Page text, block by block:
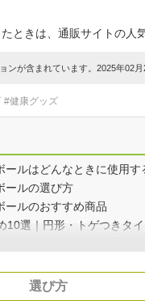
ときは、通販サイトの人
ンが含まれています。2025年02
#健康グッズ
ールはどんなときに使用す
ールの選び方
ールのおすすめ商品
10選｜円形・トゲつきタ
選び方